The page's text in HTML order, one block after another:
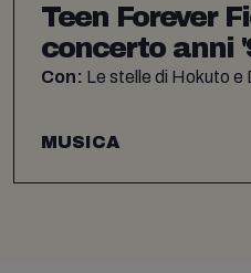
Teen Forever
concerto anni
Con: Le stelle di Hokuto e
MUSICA